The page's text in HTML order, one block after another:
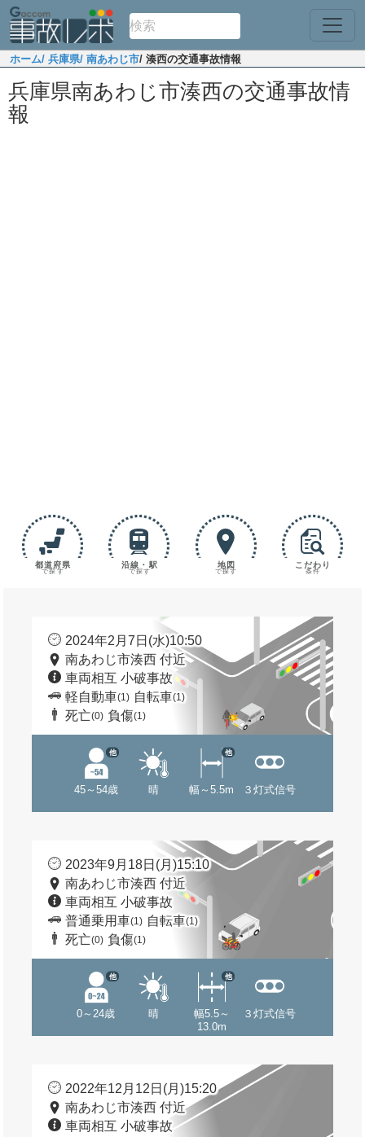
ホーム/ 兵庫県/ 南あわじ市/ 湊西の交通事故情報
兵庫県南あわじ市湊西の交通事故情
報
都道府県
で探す
沿線・駅
で探す
地図
で探す
こだわり
条件
2024年2月7日(水)10:50
南あわじ市湊西 付近
車両相互 小破事故
軽自動車(1) 自転車(1)
死亡(0) 負傷(1)
45～54歳
他
晴 幅～5.5m
他
３灯式信号
2023年9月18日(月)15:10
南あわじ市湊西 付近
車両相互 小破事故
普通乗用車(1) 自転車(1)
死亡(0) 負傷(1)
0～24歳
他
晴
幅5.5～
13.0m
他
３灯式信号
2022年12月12日(月)15:20
南あわじ市湊西 付近
車両相互 小破事故